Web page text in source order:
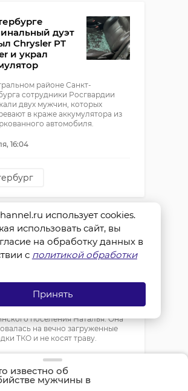
дуэт
Chrysler PT
и украл
районе Санкт-
сотрудники Росгвардии
двух мужчин, которых
в краже аккумулятора из
автомобиля.
16:04
кража
на
6 июля, на прямую
с губернатором Александром
дозвонилась жительница
поселения Наталья. Она
на вечно загруженные
ТКО и не косят траву.
известно об
мужчины в
использует cookies.
использовать сайт, вы
на обработку данных в
с политикой обработки
Принять